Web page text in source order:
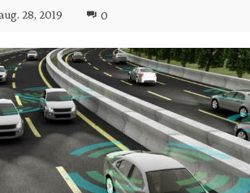
28, 2019 0